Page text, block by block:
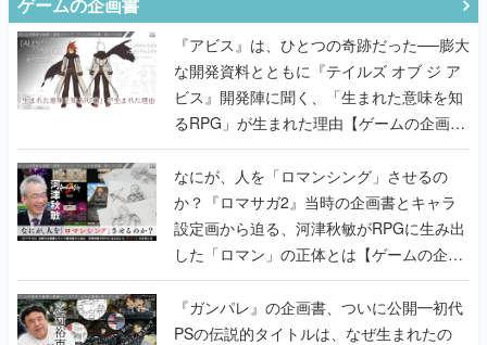
『アビス』は、ひとつの奇跡だった──膨大
な開発資料とともに『テイルズ オブ ジ ア
ビス』開発陣に聞く、「生まれた意味を知
るRPG」が生まれた理由【ゲームの企画
書】
なにが、人を「ロマンシング」させるの
か？『ロマサガ2』当時の企画書とキャラ
設定画から迫る、河津秋敏がRPGに生み出
した「ロマン」の正体とは【ゲームの企画
書】
『ガンパレ』の企画書、ついに公開━初代
PSの伝説的タイトルは、なぜ生まれたの